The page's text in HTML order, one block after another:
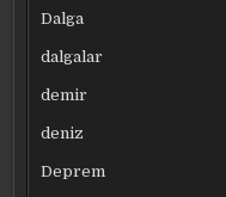
Dalga
dalgalar
demir
deniz
Deprem